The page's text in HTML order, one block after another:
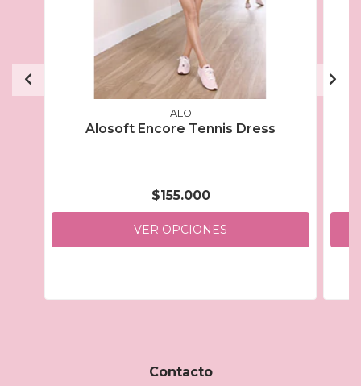
ALO
Alosoft Encore Tennis Dress
$155.000
VER OPCIONES
Contacto